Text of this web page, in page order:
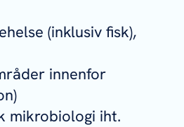
(inklusiv fisk),
innenfor
mikrobiologi iht.